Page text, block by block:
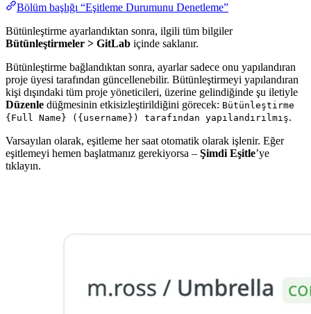
Bölüm başlığı “Eşitleme Durumunu Denetleme”
Bütünleştirme ayarlandıktan sonra, ilgili tüm bilgiler
Bütünleştirmeler > GitLab içinde saklanır.
Bütünleştirme bağlandıktan sonra, ayarlar sadece onu yapılandıran
proje üyesi tarafından güncellenebilir. Bütünleştirmeyi yapılandıran
kişi dışındaki tüm proje yöneticileri, üzerine gelindiğinde şu iletiyle
Düzenle düğmesinin etkisizleştirildiğini görecek: Bütünleştirme
{Full Name} ({username}) tarafından yapılandırılmış.
Varsayılan olarak, eşitleme her saat otomatik olarak işlenir. Eğer
eşitlemeyi hemen başlatmanız gerekiyorsa – Şimdi Eşitle’ye
tıklayın.